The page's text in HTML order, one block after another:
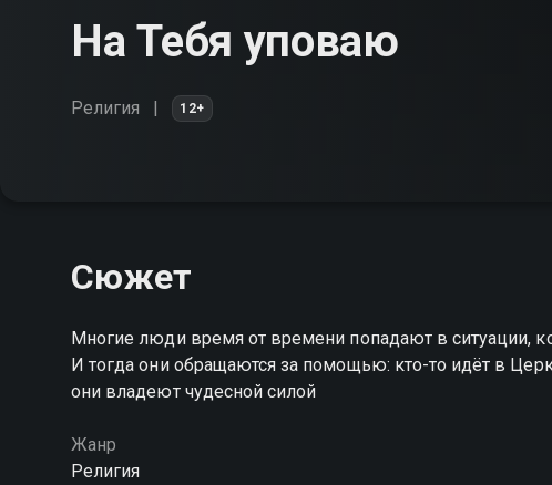
На Тебя уповаю
Религия 12+
Сюжет
Многие люди время от времени попадают в ситуации,
И тогда они обращаются за помощью: кто-то идёт в
они владеют чудесной силой
Жанр
Религия